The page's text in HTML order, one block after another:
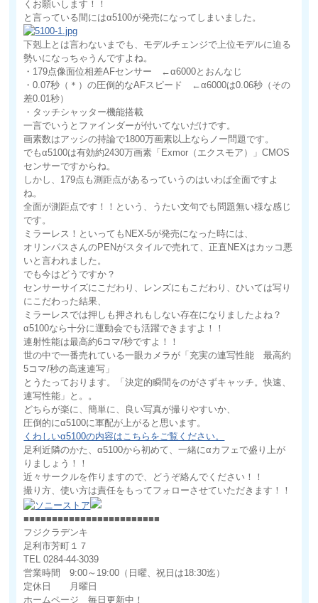
くお願いします！！
と言っている間にはα5100が発売になってしまいました。
下剋上とは言わないまでも、モデルチェンジで上位モデルに迫る
勢いになっちゃうんですよね。
・179点像面位相差AFセンサー ←α6000とおんなじ
・0.07秒（＊）の圧倒的なAFスピード ←α6000は0.06秒（その
差0.01秒）
・タッチシャッター機能搭載
一言でいうとファインダーが付いてないだけです。
画素数はアッシの持論で1800万画素以上ならノー問題です。
でもα5100は有効約2430万画素「Exmor（エクスモア）」CMOS
センサーですからね。
しかし、179点も測距点があるっていうのはいわば全面ですよ
ね。
全面が測距点です！！という、うたい文句でも問題無い様な感じ
です。
ミラーレス！といってもNEX-5が発売になった時には、
オリンパスさんのPENがスタイルで売れて、正直NEXはカッコ悪
いと言われました。
でも今はどうですか？
センサーサイズにこだわり、レンズにもこだわり、ひいては写り
にこだわった結果、
ミラーレスでは押しも押されもしない存在になりましたよね？
α5100なら十分に運動会でも活躍できますよ！！
連射性能は最高約6コマ/秒ですよ！！
世の中で一番売れている一眼カメラが「充実の連写性能 最高約
5コマ/秒の高速連写」
とうたっております。「決定的瞬間をのがさずキャッチ。快速、
連写性能」と。。
どちらが楽に、簡単に、良い写真が撮りやすいか、
圧倒的にα5100に軍配が上がると思います。
くわしいα5100の内容はこちらをご覧ください。
足利近隣のかた、α5100から初めて、一緒にαカフェで盛り上が
りましょう！！
近々サークルを作りますので、どうぞ絡んでください！！
撮り方、使い方は責任をもってフォローさせていただきます！！
■■■■■■■■■■■■■■■■■■■■■■■■
フジクラデンキ
足利市芳町１７
TEL 0284-44-3039
営業時間 9:00～19:00（日曜、祝日は18:30迄）
定休日 月曜日
ホームページ 毎日更新中！